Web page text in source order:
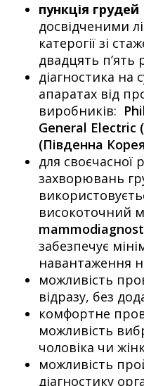
пункція грудей
досвідченими
катерогії зі
двадцять п’ять
діагностика на
апаратах від
виробників:
General
(Південна
для своєчасної
захворювань
високоточний
забезпечує
навантаження
можливість
відразу, без
комфортне
можливість
чоловіка чи
можливість
діагностику